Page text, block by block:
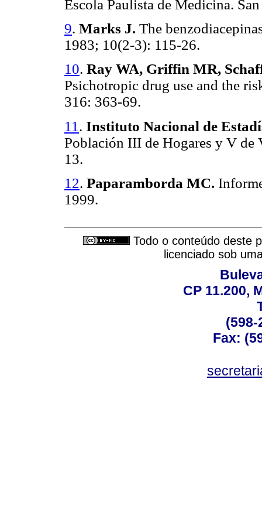
Escola Paulista de Medicina.
9. Marks J. The
1983; 10(2-3): 115-26.
10. Ray WA, Griffin MR,
Psichotropic drug use and the
316: 363-69.
11 . Instituto Nacional de
Población III de Hogares y V
13.
12. Paparamborda MC.
1999.
Todo o conteúdo deste
licenciado sob
CP 11.200,
(598-
Fax: